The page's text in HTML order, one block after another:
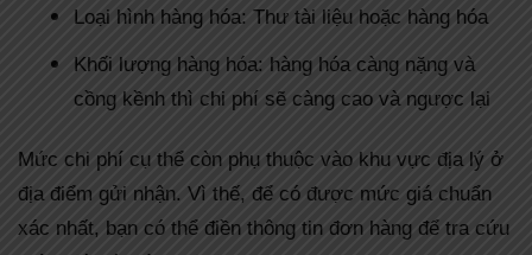
Loại hình hàng hóa: Thư tài liệu hoặc hàng hóa
Khối lượng hàng hóa: hàng hóa càng nặng và
cồng kềnh thì chi phí sẽ càng cao và ngược lại
Mức chi phí cụ thể còn phụ thuộc vào khu vực địa lý ở
địa điểm gửi nhận. Vì thế, để có được mức giá chuẩn
xác nhất, bạn có thể điền thông tin đơn hàng để tra cứu